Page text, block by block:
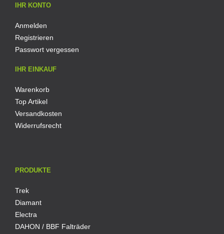
IHR KONTO
Anmelden
Registrieren
Passwort vergessen
IHR EINKAUF
Warenkorb
Top Artikel
Versandkosten
Widerrufsrecht
PRODUKTE
Trek
Diamant
Electra
DAHON / BBF Falträder